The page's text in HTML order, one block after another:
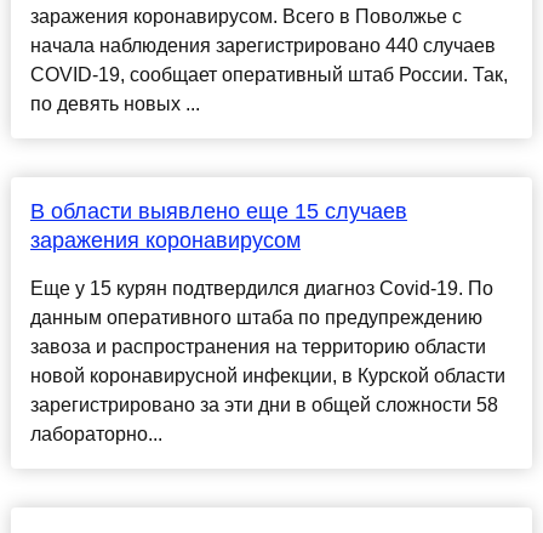
заражения коронавирусом. Всего в Поволжье с
начала наблюдения зарегистрировано 440 случаев
COVID-19, сообщает оперативный штаб России. Так,
по девять новых ...
В области выявлено еще 15 случаев
заражения коронавирусом
Еще у 15 курян подтвердился диагноз Covid-19. По
данным оперативного штаба по предупреждению
завоза и распространения на территорию области
новой коронавирусной инфекции, в Курской области
зарегистрировано за эти дни в общей сложности 58
лабораторно...